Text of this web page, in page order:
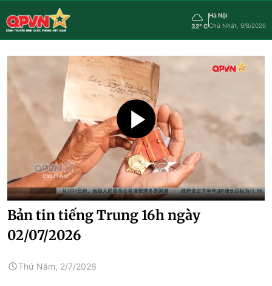
32° C
Hà Nội
Chủ Nhật, 9/8/2026
Bản tin tiếng Trung 16h ngày
02/07/2026
Thứ Năm, 2/7/2026